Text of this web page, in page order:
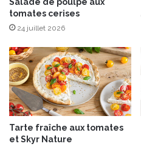
e
r
e
s
c
l
s
i
f
J
a
r
d
i
tomates cerises
24 juillet 2026
Tarte fraîche aux tomates
et Skyr Nature